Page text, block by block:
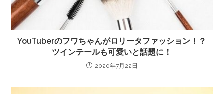
YouTuberのフワちゃんがロリータファッション！？
ツインテールも可愛いと話題に！
2020年7月22日